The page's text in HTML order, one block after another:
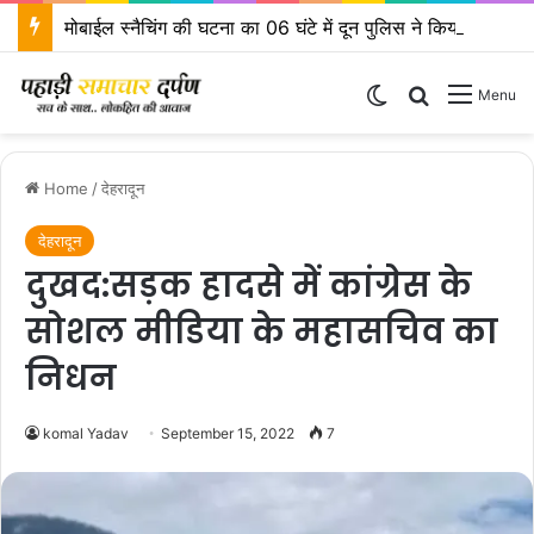
Menu
Search for
Switch skin
Home /देहरादून
देहरादून
दुखद:सड़क हादसे में कांग्रेस के
सोशल मीडिया के महासचिव का
निधन
komal Yadav September 15, 2022 7